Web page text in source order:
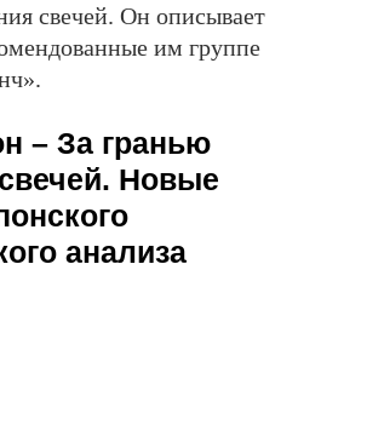
свечей. Он описывает
им группе
– За гранью
Новые
анализа